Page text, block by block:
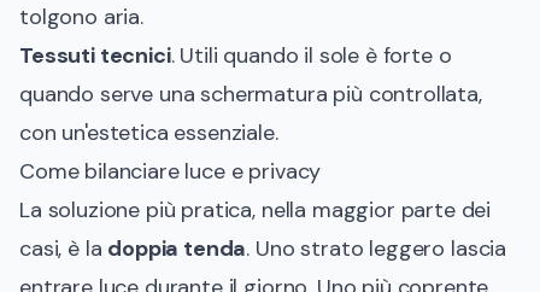
tolgono aria.
Tessuti tecnici. Utili quando il sole è forte o
quando serve una schermatura più controllata,
con un'estetica essenziale.
Come bilanciare luce e privacy
La soluzione più pratica, nella maggior parte dei
casi, è la doppia tenda. Uno strato leggero lascia